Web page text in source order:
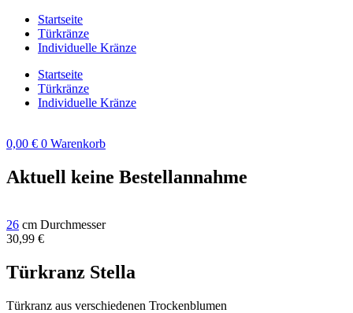
Zum
Inhalt
springen
Startseite
Türkränze
Individuelle Kränze
Startseite
Türkränze
Individuelle Kränze
0,00 € 0 Warenkorb
Aktuell keine Bestellannahme
26 cm Durchmesser
30,99 €
Türkranz Stella
Türkranz aus verschiedenen Trockenblumen